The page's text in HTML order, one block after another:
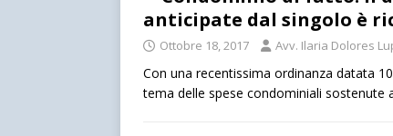
anticipate dal singolo è
Ottobre 18, 2017 Avv. Ilaria Dolores
Con una recentissima ordinanza datata
tema delle spese condominiali